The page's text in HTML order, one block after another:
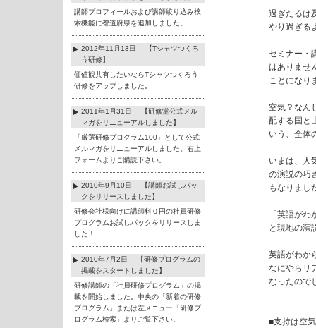
講師プロフィールおよび講師絞り込み検
索機能に都道府県を追加しました。
2012年11月13日 【Tシャツつくろ
う研修】
価値観共有したいならTシャツつくろう
研修をアップしました。
2011年1月31日 【研修堂公式メル
マガをリニューアルしました】
「厳選研修プログラム100」として公式
メルマガをリニューアルしました。右上
フォームよりご購読下さい。
2010年9月10日 【講師お試しパッ
クをリリースしました】
研修会社様向けに講師料０円の社員研修
プログラムお試しパックをリリースしま
した！
2010年7月2日 【研修プログラムの
掲載をスタートしました】
研修講師の「社員研修プログラム」の掲
載を開始しました。中央の「新着の研修
プログラム」または左メニュー「研修プ
ログラム検索」よりご覧下さい。
過ぎたるは
やり過ぎる
セミナー・
はありませ
ことになり
空気？なん
配する国と
いう、全体
いまは、人
の演説の巧
もなりまし
「英語が
と現地の演
英語がわか
なにやらリ
なったので
■支持は空